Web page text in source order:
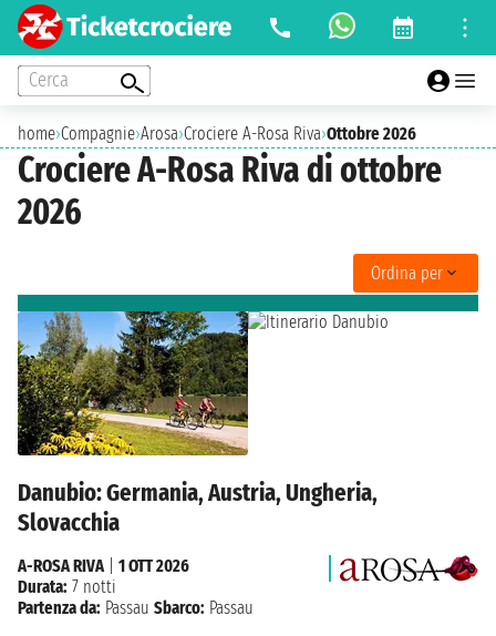
Cerca
home›Compagnie›Arosa›Crociere A-Rosa Riva›Ottobre 2026
Crociere A-Rosa Riva di ottobre
2026
Ordina per
Danubio: Germania, Austria, Ungheria,
Slovacchia
A-ROSA RIVA
1 OTT 2026
Durata: 7 notti
Partenza da: Passau Sbarco: Passau